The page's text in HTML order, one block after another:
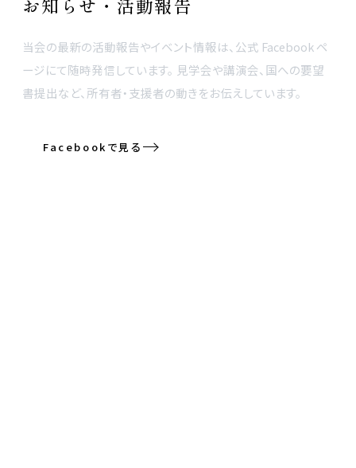
当会の最新の活動報告やイベント情報は、公式 Facebook ペ
ージにて随時発信しています。 見学会や講演会、国への要望
書提出など、所有者・支援者の動きをお伝えしています。
Facebookで見る